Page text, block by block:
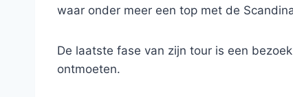
waar onder meer een top met de
De laatste fase van zijn tour is een
ontmoeten.